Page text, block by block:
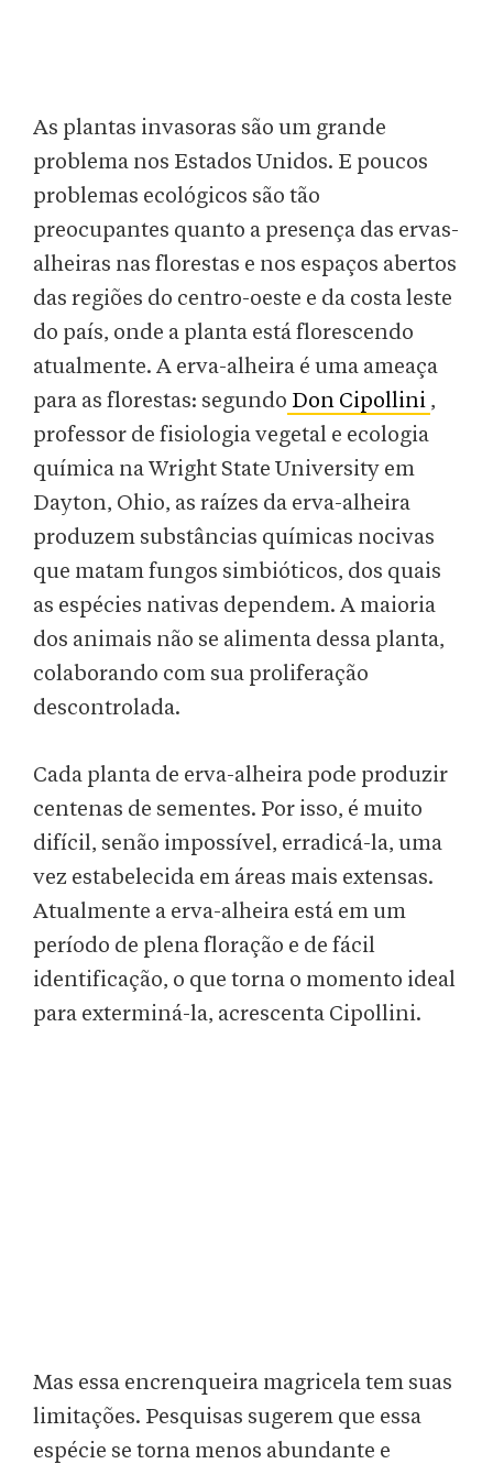
As plantas invasoras são um grande
problema nos Estados Unidos. E poucos
problemas ecológicos são tão
preocupantes quanto a presença das ervas-
alheiras nas florestas e nos espaços abertos
das regiões do centro-oeste e da costa leste
do país, onde a planta está florescendo
atualmente. A erva-alheira é uma ameaça
para as florestas: segundo Don Cipollini ,
professor de fisiologia vegetal e ecologia
química na Wright State University em
Dayton, Ohio, as raízes da erva-alheira
produzem substâncias químicas nocivas
que matam fungos simbióticos, dos quais
as espécies nativas dependem. A maioria
dos animais não se alimenta dessa planta,
colaborando com sua proliferação
descontrolada.
Cada planta de erva-alheira pode produzir
centenas de sementes. Por isso, é muito
difícil, senão impossível, erradicá-la, uma
vez estabelecida em áreas mais extensas.
Atualmente a erva-alheira está em um
período de plena floração e de fácil
identificação, o que torna o momento ideal
para exterminá-la, acrescenta Cipollini.
Mas essa encrenqueira magricela tem suas
limitações. Pesquisas sugerem que essa
espécie se torna menos abundante e